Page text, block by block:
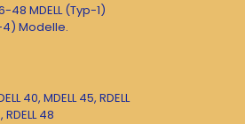
48 MDELL (Typ-1)
4) Modelle.
40, MDELL 45, RDELL
RDELL 48